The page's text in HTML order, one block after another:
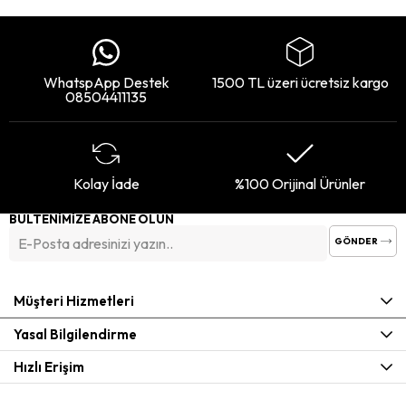
WhatspApp Destek
08504411135
1500 TL üzeri ücretsiz kargo
Kolay İade %100 Orijinal Ürünler
BÜLTENİMİZE ABONE OLUN
GÖNDER
Müşteri Hizmetleri
Yasal Bilgilendirme
Hızlı Erişim